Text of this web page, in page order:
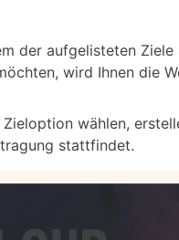
der aufgelisteten
wird Ihnen die
Zieloption wählen,
stattfindet.